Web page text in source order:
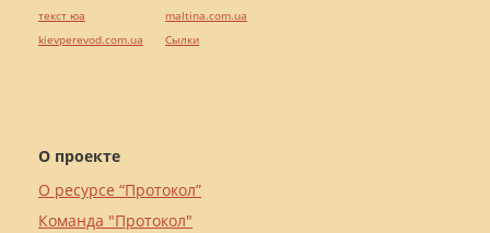
О проекте
О ресурсе “Протокол”
Команда "Протокол"
текст юа
kievperevod.com.ua
maltina.com.ua
Cылки